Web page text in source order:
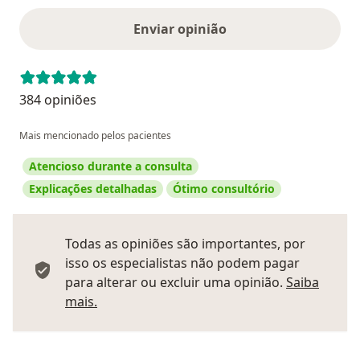
Enviar opinião
384 opiniões
Mais mencionado pelos pacientes
Atencioso durante a consulta
Explicações detalhadas
Ótimo consultório
Todas as opiniões são importantes, por
isso os especialistas não podem pagar
para alterar ou excluir uma opinião. Saiba
mais.